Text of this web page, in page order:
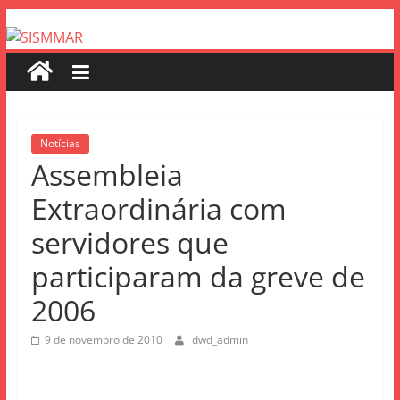
Notícias
Assembleia
Extraordinária com
servidores que
participaram da greve de
2006
9 de novembro de 2010 dwd_admin